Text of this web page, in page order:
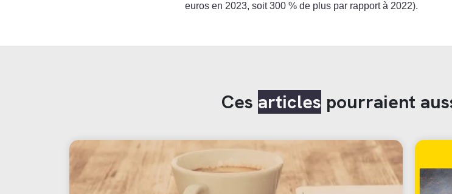
euros en 2023, soit 300 % de plus par rapport à 2022).
Ces articles pourraient